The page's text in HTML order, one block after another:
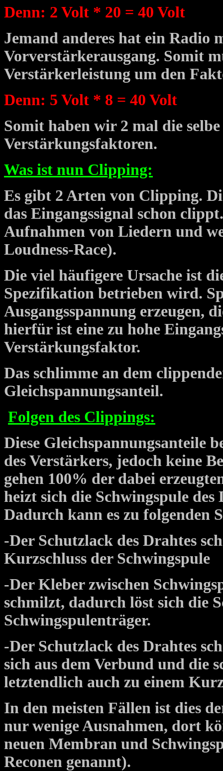
Denn: 2 Volt * 20 = 40 Volt
Jemand anderes hat ein Radio
Vorverstärkerausgang. Somit
Verstärkerleistung um den
Denn: 5 Volt * 8 = 40 Volt
Somit haben wir 2 mal die
Verstärkungsfaktoren.
Was ist nun Clipping:
Es gibt 2 Arten von Clipping.
das Eingangssignal schon
Aufnahmen von Liedern und
Loudness-Race).
Die viel häufigere Ursache ist
Spezifikation betrieben wird.
Ausgangsspannung erzeugen,
hierfür ist eine zu hohe
Verstärkungsfaktor.
Das schlimme an dem
Gleichspannungsanteil.
Folgen des Clippings:
Diese Gleichspannungsanteile
des Verstärkers, jedoch keine
gehen 100% der dabei
heizt sich die Schwingspule
Dadurch kann es zu folgenden
-Der Schutzlack des Drahtes
Kurzschluss der Schwingspule
-Der Kleber zwischen
schmilzt, dadurch löst sich die
Schwingspulenträger.
-Der Schutzlack des Drahtes
sich aus dem Verbund und die
letztendlich auch zu einem
In den meisten Fällen ist dies
nur wenige Ausnahmen, dort
neuen Membran und
Reconen genannt).